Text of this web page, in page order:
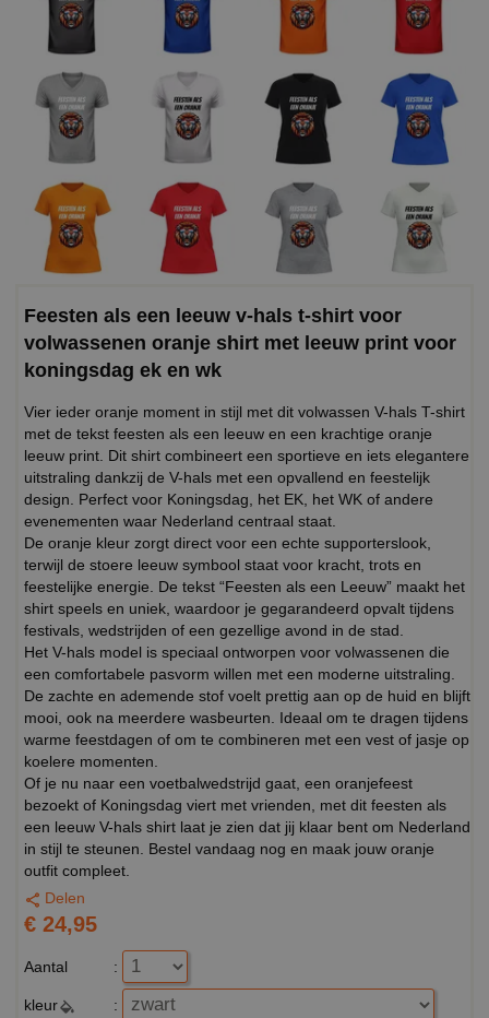
Feesten als een leeuw v-hals t-shirt voor
volwassenen oranje shirt met leeuw print voor
koningsdag ek en wk
Vier ieder oranje moment in stijl met dit volwassen V-hals T-shirt
met de tekst feesten als een leeuw en een krachtige oranje
leeuw print. Dit shirt combineert een sportieve en iets elegantere
uitstraling dankzij de V-hals met een opvallend en feestelijk
design. Perfect voor Koningsdag, het EK, het WK of andere
evenementen waar Nederland centraal staat.
De oranje kleur zorgt direct voor een echte supporterslook,
terwijl de stoere leeuw symbool staat voor kracht, trots en
feestelijke energie. De tekst “Feesten als een Leeuw” maakt het
shirt speels en uniek, waardoor je gegarandeerd opvalt tijdens
festivals, wedstrijden of een gezellige avond in de stad.
Het V-hals model is speciaal ontworpen voor volwassenen die
een comfortabele pasvorm willen met een moderne uitstraling.
De zachte en ademende stof voelt prettig aan op de huid en blijft
mooi, ook na meerdere wasbeurten. Ideaal om te dragen tijdens
warme feestdagen of om te combineren met een vest of jasje op
koelere momenten.
Of je nu naar een voetbalwedstrijd gaat, een oranjefeest
bezoekt of Koningsdag viert met vrienden, met dit feesten als
een leeuw V-hals shirt laat je zien dat jij klaar bent om Nederland
in stijl te steunen. Bestel vandaag nog en maak jouw oranje
outfit compleet.
Delen
€ 24,95
Aantal :
kleur :